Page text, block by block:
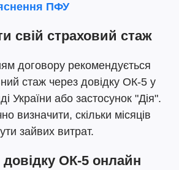
ПФУ
свій страховий стаж
договору рекомендується
стаж через довідку ОК-5 у
України або застосунок "Дія".
визначити, скільки місяців
зайвих витрат.
ОК-5 онлайн